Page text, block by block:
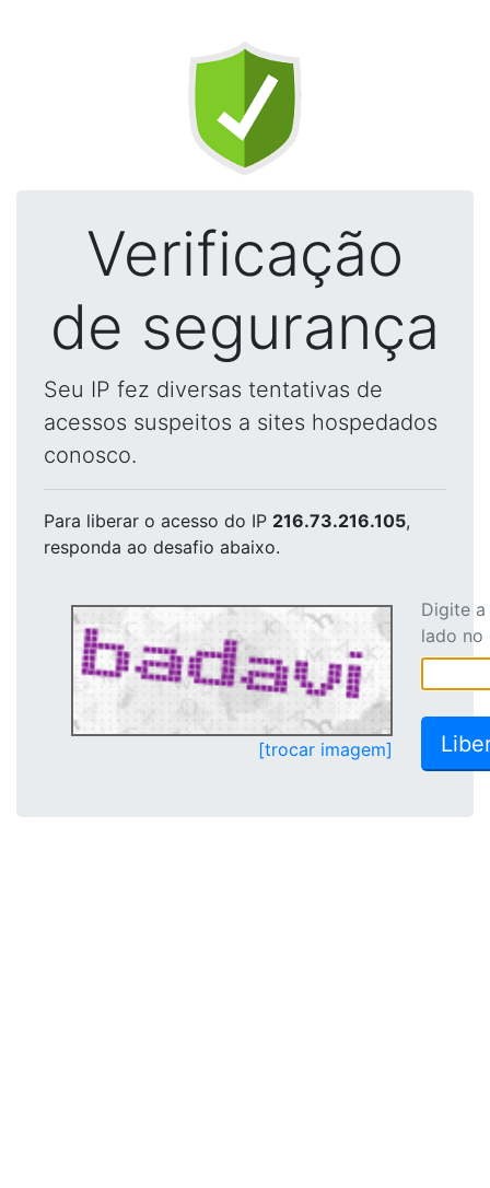
Verificação
de segurança
Seu IP fez diversas tentativas de
acessos suspeitos a sites hospedados
conosco.
Para liberar o acesso do IP 216.73.216.105,
responda ao desafio abaixo.
[trocar imagem]
Digite
lado no